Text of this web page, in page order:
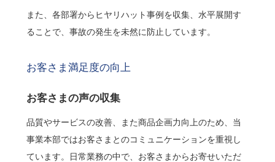
また、各部署からヒヤリハット事例を収集、水平展開す
ることで、事故の発生を未然に防止しています。
お客さま満足度の向上
お客さまの声の収集
品質やサービスの改善、また商品企画力向上のため、当
事業本部ではお客さまとのコミュニケーションを重視し
ています。日常業務の中で、お客さまからお寄せいただ